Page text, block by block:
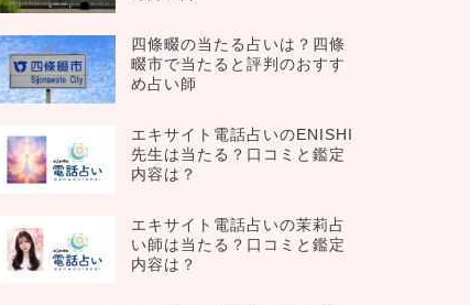
四條畷の当たる占いは？四條
畷市で当たると評判のおすす
め占い師
エキサイト電話占いのENISHI
先生は当たる？口コミと鑑定
内容は？
エキサイト電話占いの茉莉占
い師は当たる？口コミと鑑定
内容は？